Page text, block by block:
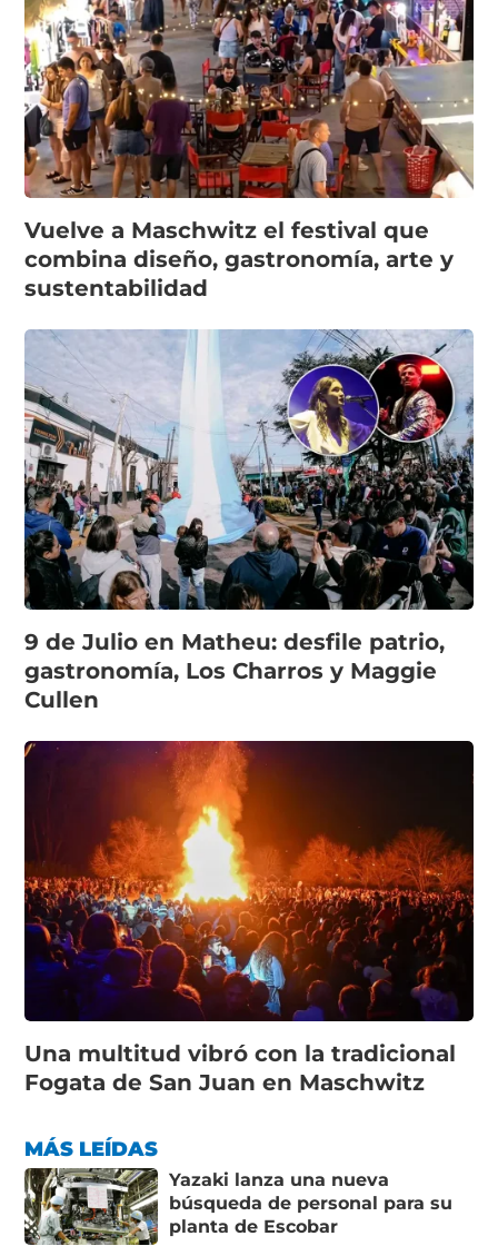
Vuelve a Maschwitz el festival que
combina diseño, gastronomía, arte y
sustentabilidad
9 de Julio en Matheu: desfile patrio,
gastronomía, Los Charros y Maggie
Cullen
Una multitud vibró con la tradicional
Fogata de San Juan en Maschwitz
MÁS LEÍDAS
Yazaki lanza una nueva
búsqueda de personal para su
planta de Escobar